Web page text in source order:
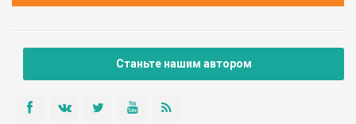
Станьте нашим автором